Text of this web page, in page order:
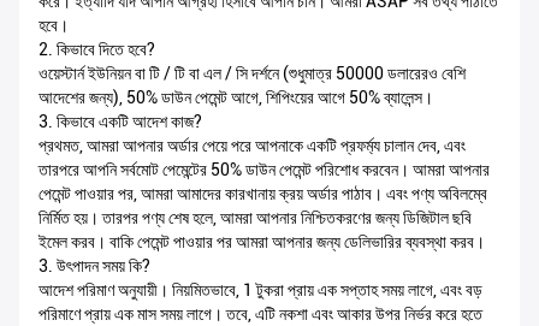
হবে।
2. কিভাবে দিতে হবে?
ওয়েস্টার্ন ইউনিয়ন বা টি / টি বা এল / সি দর্শনে (শুধুমাত্র 50000 ডলারেরও বেশি
আদেশের জন্য), 50% ডাউন পেমেন্ট আগে, শিপিংয়ের আগে 50% ব্যালেন্স।
3. কিভাবে একটি আদেশ কাজ?
প্রথমত, আমরা আপনার অর্ডার পেয়ে পরে আপনাকে একটি প্রফর্ম্য চালান দেব, এবং
তারপরে আপনি সর্বমোট পেমেন্টের 50% ডাউন পেমেন্ট পরিশোধ করবেন। আমরা আপনার
পেমেন্ট পাওয়ার পর, আমরা আমাদের কারখানায় ক্রয় অর্ডার পাঠাব। এবং পণ্য অবিলম্বে
নির্মিত হয়। তারপর পণ্য শেষ হলে, আমরা আপনার নিশ্চিতকরণের জন্য ডিজিটাল ছবি
ইমেল করব। বাকি পেমেন্ট পাওয়ার পর আমরা আপনার জন্য ডেলিভারির ব্যবস্থা করব।
3. উৎপাদন সময় কি?
আদেশ পরিমাণ অনুযায়ী। নিয়মিতভাবে, 1 টুকরা প্রায় এক সপ্তাহ সময় লাগে, এবং বড়
পরিমাণে প্রায় এক মাস সময় লাগে। তবে, এটি নকশা এবং আকার উপর নির্ভর করে হতে